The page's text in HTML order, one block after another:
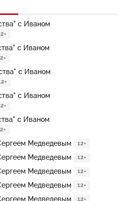
с Иваном
с Иваном
с Иваном
с Иваном
с Иваном
Медведевым 12+
Медведевым 12+
Медведевым 12+
Медведевым 12+
Медведевым 12+